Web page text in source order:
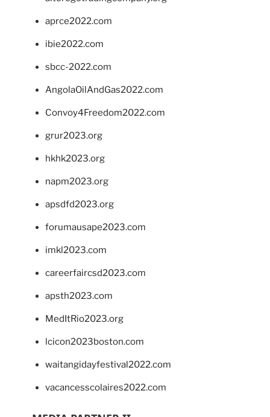
aprce2022.com
ibie2022.com
sbcc-2022.com
AngolaOilAndGas2022.com
Convoy4Freedom2022.com
grur2023.org
hkhk2023.org
napm2023.org
apsdfd2023.org
forumausape2023.com
imkl2023.com
careerfaircsd2023.com
apsth2023.com
MedItRio2023.org
lcicon2023boston.com
waitangidayfestival2022.com
vacancesscolaires2022.com